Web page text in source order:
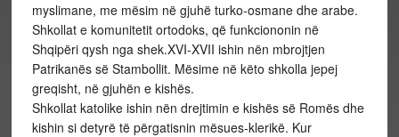
myslimane, me mësim në gjuhë turko-osmane dhe arabe.
Shkollat e komunitetit ortodoks, që funkciononin në
Shqipëri qysh nga shek.XVI-XVII ishin nën mbrojtjen
Patrikanës së Stambollit. Mësime në këto shkolla jepej
greqisht, në gjuhën e kishës.
Shkollat katolike ishin nën drejtimin e kishës së Romës dhe
kishin si detyrë të përgatisnin mësues-klerikë. Kur